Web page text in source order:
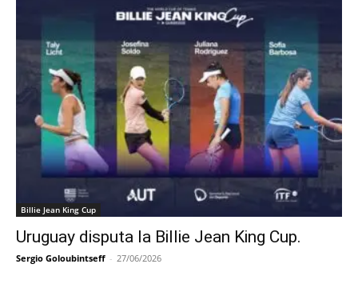
Billie Jean King Cup
Uruguay disputa la Billie Jean King Cup.
Sergio Goloubintseff - 27/06/2026